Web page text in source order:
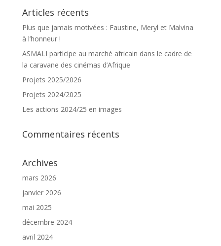
Articles récents
Plus que jamais motivées : Faustine, Meryl et Malvina
à l’honneur !
ASMALI participe au marché africain dans le cadre de
la caravane des cinémas d’Afrique
Projets 2025/2026
Projets 2024/2025
Les actions 2024/25 en images
Commentaires récents
Archives
mars 2026
janvier 2026
mai 2025
décembre 2024
avril 2024